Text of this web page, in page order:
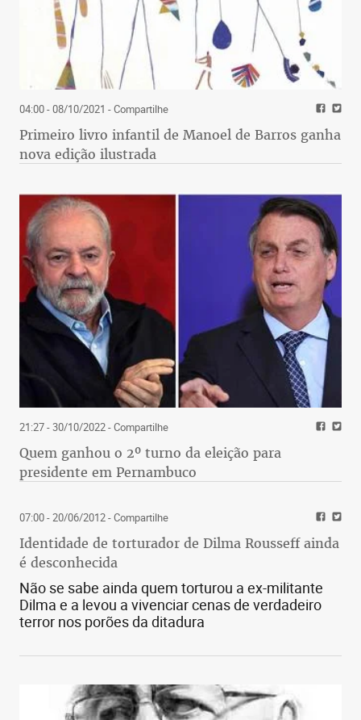
04:00 - 08/10/2021 - Compartilhe
Primeiro livro infantil de Manoel de Barros ganha
nova edição ilustrada
21:27 - 30/10/2022- Compartilhe
Quem ganhou o 2º turno da eleição para
presidente em Pernambuco
07:00 - 20/06/2012- Compartilhe
Identidade de torturador de Dilma Rousseff ainda
é desconhecida
Não se sabe ainda quem torturou a ex-militante
Dilma e a levou a vivenciar cenas de verdadeiro
terror nos porões da ditadura